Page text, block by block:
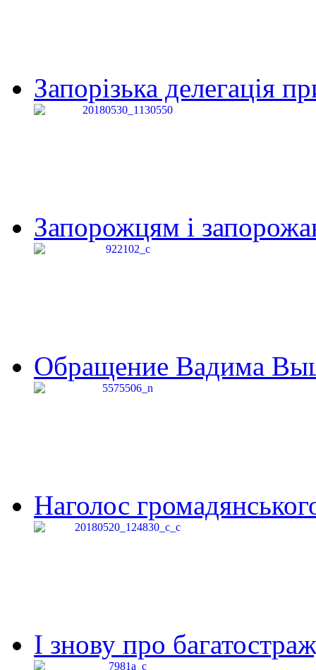
Запорізька делегація
Запорожцям і
Обращение Вадима
Наголос
І знову про